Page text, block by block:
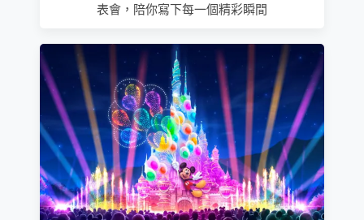
表會，陪你寫下每一個精彩瞬間